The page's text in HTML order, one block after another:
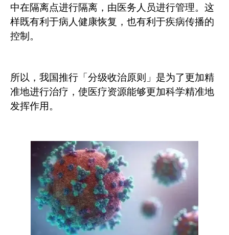
中在隔离点进行隔离，由医务人员进行管理。这
样既有利于病人健康恢复，也有利于疾病传播的
控制。
所以，我国推行「分级收治原则」是为了更加精
准地进行治疗，使医疗资源能够更加科学精准地
发挥作用。